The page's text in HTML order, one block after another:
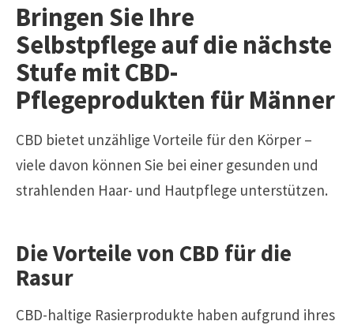
Bringen Sie Ihre
Selbstpflege auf die nächste
Stufe mit CBD-
Pflegeprodukten für Männer
CBD bietet unzählige Vorteile für den Körper –
viele davon können Sie bei einer gesunden und
strahlenden Haar- und Hautpflege unterstützen.
Die Vorteile von CBD für die
Rasur
CBD-haltige Rasierprodukte haben aufgrund ihres